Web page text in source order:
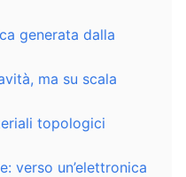
generata dalla
ma su scala
topologici
verso un’elettronica